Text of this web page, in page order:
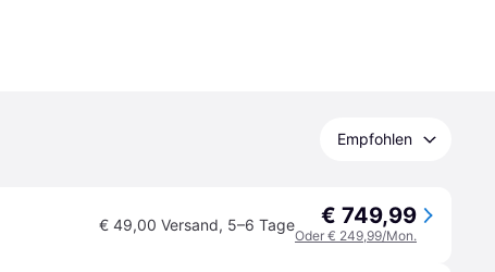
Empfohlen
€ 49,00 Versand, 5–6 Tage € 749,99
Oder € 249,99/Mon.